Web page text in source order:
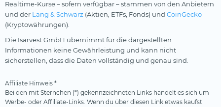
Versicherer
Versorger
Wasser
Wasserstoff
Melanion
Nordea
onemarkets
Ossiam
Realtime-Kurse – sofern verfügbar – stammen von den Anbietern
und der Lang & Schwarz (Aktien, ETFs, Fonds) und CoinGecko
(Kryptowährungen).
Die Isarvest GmbH übernimmt für die dargestellten
Informationen keine Gewährleistung und kann nicht
sicherstellen, dass die Daten vollständig und genau sind.
Affiliate Hinweis *
Bei den mit Sternchen (*) gekennzeichneten Links handelt es sich um
Werbe- oder Affiliate-Links. Wenn du über diesen Link etwas kaufst